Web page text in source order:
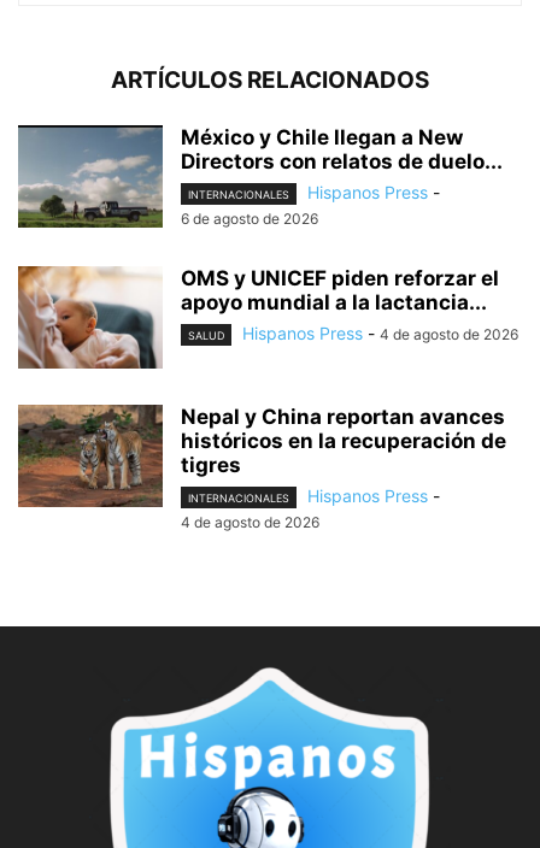
ARTÍCULOS RELACIONADOS
México y Chile llegan a New
Directors con relatos de duelo...
INTERNACIONALES Hispanos Press -
6 de agosto de 2026
OMS y UNICEF piden reforzar el
apoyo mundial a la lactancia...
SALUD Hispanos Press - 4 de agosto de 2026
Nepal y China reportan avances
históricos en la recuperación de
tigres
INTERNACIONALES Hispanos Press -
4 de agosto de 2026